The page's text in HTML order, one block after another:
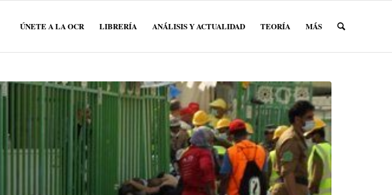
ÚNETE A LA OCR LIBRERÍA ANÁLISIS Y ACTUALIDAD TEORÍA MÁS